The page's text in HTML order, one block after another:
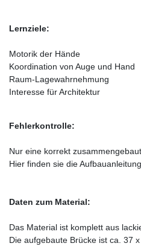
Lernziele:
Motorik der Hände
Koordination von Auge und Hand
Raum-Lagewahrnehmung
Interesse für Architektur
Fehlerkontrolle:
Nur eine korrekt
Hier finden sie die
Daten zum Material:
Das Material ist komplett aus
Die aufgebaute Brücke ist ca. 37